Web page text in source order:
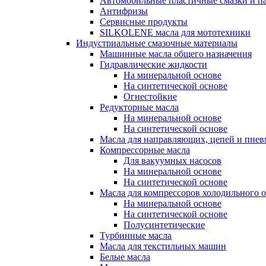
Антифризы
Сервисные продукты
SILKOLENE масла для мототехники
Индустриальные смазочные материалы
Машинные масла общего назначения
Гидравлические жидкости
На минеральной основе
На синтетической основе
Огнестойкие
Редукторные масла
На минеральной основе
На синтетической основе
Масла для направляющих, цепей и
Компрессорные масла
Для вакуумных насосов
На минеральной основе
На синтетической основе
Масла для компрессоров холодильного
На минеральной основе
На синтетической основе
Полусинтетические
Турбинные масла
Масла для текстильных машин
Белые масла